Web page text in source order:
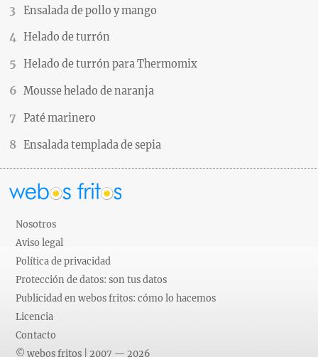
Ensalada de pollo y mango
Helado de turrón
Helado de turrón para Thermomix
Mousse helado de naranja
Paté marinero
Ensalada templada de sepia
Nosotros
Aviso legal
Política de privacidad
Protección de datos: son tus datos
Publicidad en webos fritos: cómo lo hacemos
Licencia
Contacto
© webos fritos | 2007 — 2026